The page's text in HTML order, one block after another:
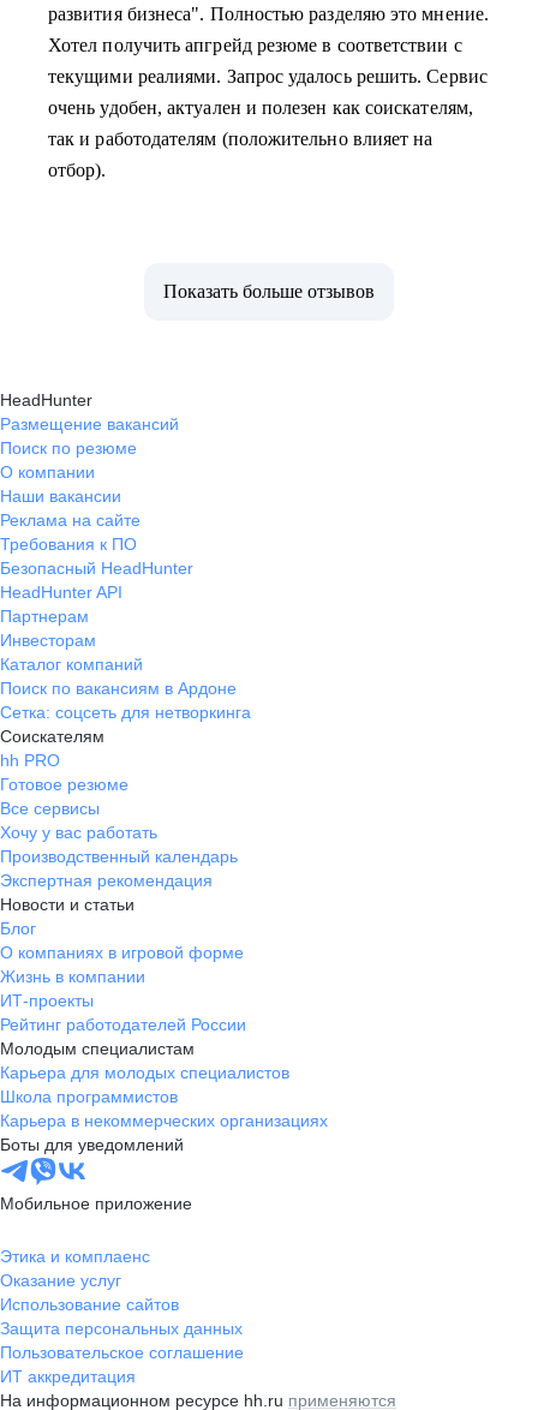
развития бизнеса". Полностью разделяю это мнение.
Хотел получить апгрейд резюме в соответствии с
текущими реалиями. Запрос удалось решить. Сервис
очень удобен, актуален и полезен как соискателям,
так и работодателям (положительно влияет на
отбор).
Показать больше отзывов
HeadHunter
Размещение вакансий
Поиск по резюме
О компании
Наши вакансии
Реклама на сайте
Требования к ПО
Безопасный HeadHunter
HeadHunter API
Партнерам
Инвесторам
Каталог компаний
Поиск по вакансиям в Ардоне
Сетка: соцсеть для нетворкинга
Соискателям
hh PRO
Готовое резюме
Все сервисы
Хочу у вас работать
Производственный календарь
Экспертная рекомендация
Новости и статьи
Блог
О компаниях в игровой форме
Жизнь в компании
ИТ-проекты
Рейтинг работодателей России
Молодым специалистам
Карьера для молодых специалистов
Школа программистов
Карьера в некоммерческих организациях
Боты для уведомлений
Мобильное приложение
Этика и комплаенс
Оказание услуг
Использование сайтов
Защита персональных данных
Пользовательское соглашение
ИТ аккредитация
На информационном ресурсе hh.ru применяются